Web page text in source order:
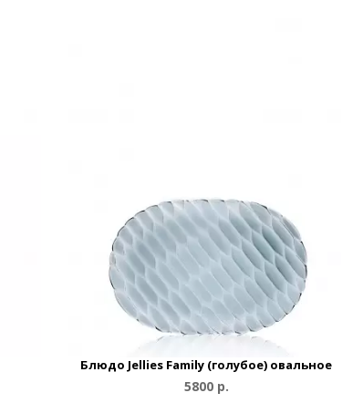
Блюдо Jellies Family (голубое) овальное
5800 р.